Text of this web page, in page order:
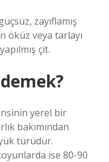
zayıflamış
öküz veya tarlayı
çit.
yerel bir
bakımından
türüdür.
ise 80-90